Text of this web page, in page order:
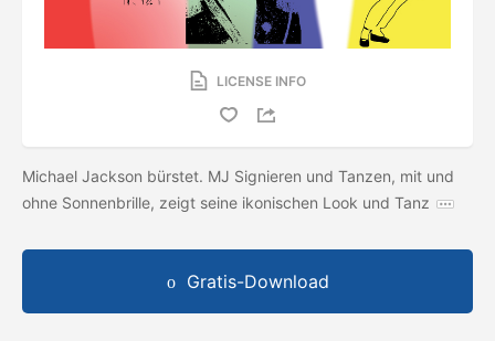
LICENSE INFO
Michael Jackson bürstet. MJ Signieren und Tanzen, mit und
ohne Sonnenbrille, zeigt seine ikonischen Look und Tanz
Gratis-Download